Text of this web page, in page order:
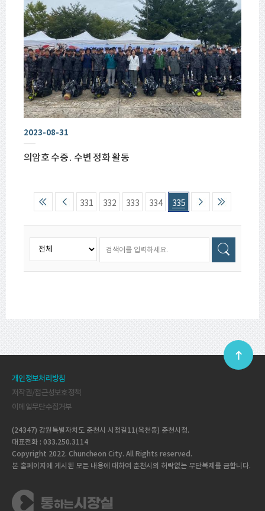
2023-08-31
의암호 수중․ 수변 정화 활동
331 332 333 334 335
개인정보처리방침
저작권/접근성보호정책
이메일무단수집거부
(24347) 강원특별자치도 춘천시 시청길11(옥천동) 춘천시청.
대표전화 : 033.250.3114
Copyright 2022. Chuncheon City. All Rights reserved.
본 홈페이지에 게시된 모든 내용에 대하여 춘천시의 허락없는 무단복제를 금합니다.